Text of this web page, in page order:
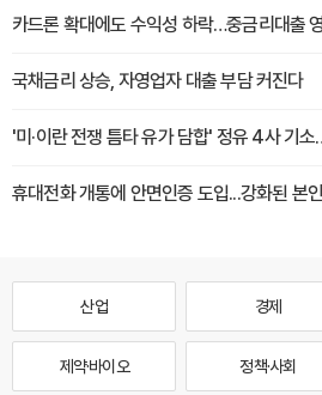
카드론 확대에도 수익성 하락…중금리대출
국채금리 상승, 자영업자 대출 부담 커진다
'미·이란 전쟁 틈타 유가 담합' 정유 4사 기
휴대전화 개통에 안면인증 도입...강화된 본
산업 경제
제약·바이오 정책·사회